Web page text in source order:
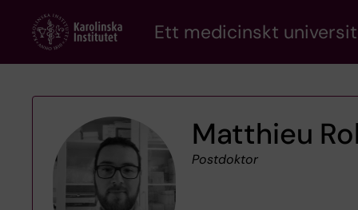
content
Ett medicinskt
Matthieu
Postdoktor